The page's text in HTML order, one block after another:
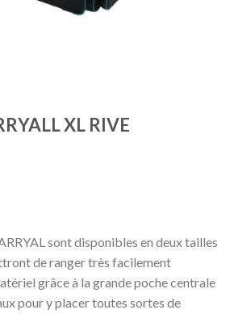
XL RIVE
sont disponibles en deux tailles
de ranger très facilement
grâce à la grande poche centrale
pour y placer toutes sortes de